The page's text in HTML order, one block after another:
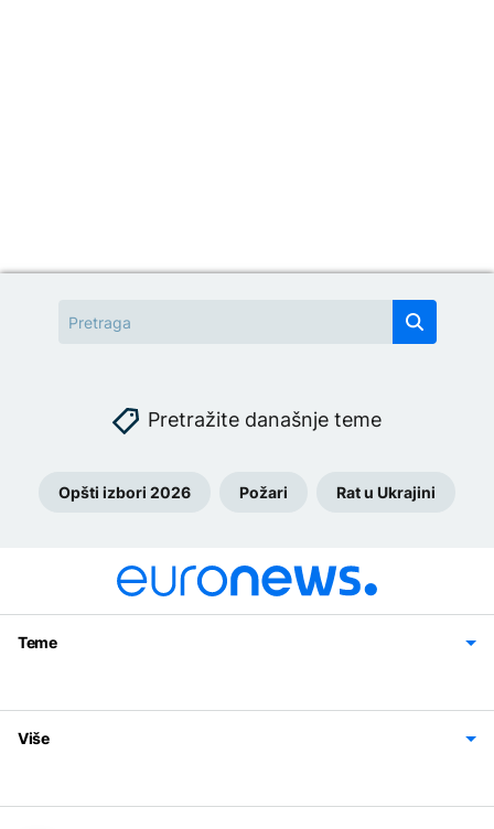
Pretražite današnje teme
Opšti izbori 2026 Požari Rat u Ukrajini
Teme
Svijet
Sport
Magazin
Više
Politika privatnosti
Uslovi korišćenja